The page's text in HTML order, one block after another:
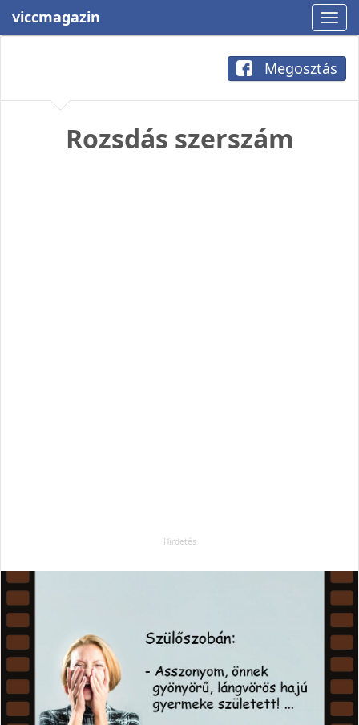
viccmagazin
Megosztás
Rozsdás szerszám